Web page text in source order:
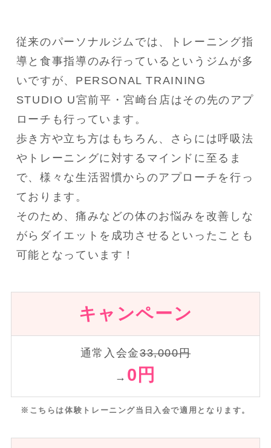
従来のパーソナルジムでは、トレーニング指
導と食事指導のみ行っているというジムが多
いですが、PERSONAL TRAINING
STUDIO U宮前平・宮崎台店はその先のアプ
ローチも行っています。
歩き方や立ち方はもちろん、さらには呼吸法
やトレーニングに対するマインドに至るま
で、様々な生活習慣からのアプローチを行っ
ております。
そのため、痛みなどの体のお悩みを改善しな
がらダイエットを成功させるといったことも
可能となっています！
キャンペーン
通常入会金33,000円
→ 0円
※こちらは体験トレーニング当日入会で適用となります。